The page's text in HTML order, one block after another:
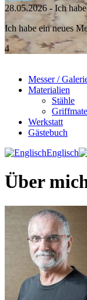
28.05.2026 - Ich
Ich habe ein neues
4
Messer /
Materialien
Stähle
Werkstatt
Gästebuch
Englisch
Über